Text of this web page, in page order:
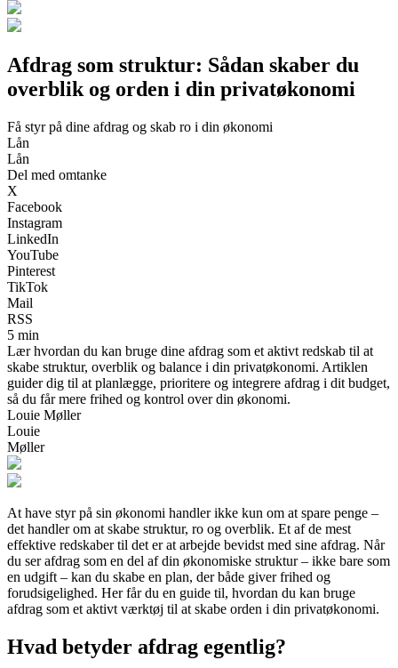
Afdrag som struktur: Sådan skaber du
overblik og orden i din privatøkonomi
Få styr på dine afdrag og skab ro i din økonomi
Lån
Lån
Del med omtanke
X
Facebook
Instagram
LinkedIn
YouTube
Pinterest
TikTok
Mail
RSS
5 min
Lær hvordan du kan bruge dine afdrag som et aktivt redskab til at
skabe struktur, overblik og balance i din privatøkonomi. Artiklen
guider dig til at planlægge, prioritere og integrere afdrag i dit budget,
så du får mere frihed og kontrol over din økonomi.
Louie Møller
Louie
Møller
At have styr på sin økonomi handler ikke kun om at spare penge –
det handler om at skabe struktur, ro og overblik. Et af de mest
effektive redskaber til det er at arbejde bevidst med sine afdrag. Når
du ser afdrag som en del af din økonomiske struktur – ikke bare som
en udgift – kan du skabe en plan, der både giver frihed og
forudsigelighed. Her får du en guide til, hvordan du kan bruge
afdrag som et aktivt værktøj til at skabe orden i din privatøkonomi.
Hvad betyder afdrag egentlig?